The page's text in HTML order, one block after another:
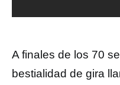
A finales de los 70
bestialidad de gira